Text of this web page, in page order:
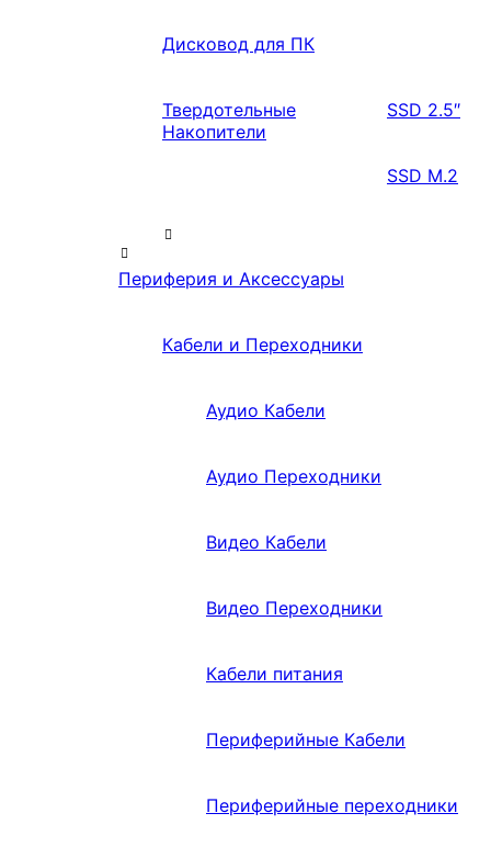
Дисковод для ПК
Твердотельные
Накопители
SSD 2.5″
SSD M.2
Периферия и Аксессуары
Кабели и Переходники
Аудио Кабели
Аудио Переходники
Видео Кабели
Видео Переходники
Кабели питания
Периферийные Кабели
Периферийные переходники